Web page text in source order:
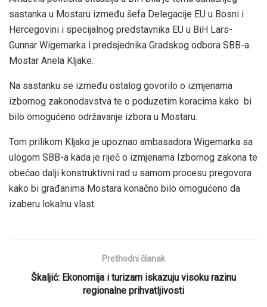
sastanka u Mostaru između šefa Delegacije EU u Bosni i
Hercegovini i specijalnog predstavnika EU u BiH Lars-
Gunnar Wigemarka i predsjednika Gradskog odbora SBB-a
Mostar Anela Kljake.
Na sastanku se između ostalog govorilo o izmjenama
izbornog zakonodavstva te o poduzetim koracima kako bi
bilo omogućeno održavanje izbora u Mostaru.
Tom prilikom Kljako je upoznao ambasadora Wigemarka sa
ulogom SBB-a kada je riječ o izmjenama Izbornog zakona te
obećao dalji konstruktivni rad u samom procesu pregovora
kako bi građanima Mostara konačno bilo omogućeno da
izaberu lokalnu vlast.
Prethodni članak
Škaljić: Ekonomija i turizam iskazuju visoku razinu
regionalne prihvatljivosti